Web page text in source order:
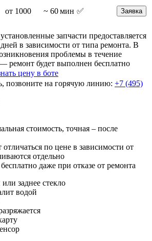
от 1000 ~ 60 мин ✅ Заявка
запчасти предоставляется
в зависимости от типа ремонта. В
проблемы в течение
ремонт будет выполнен бесплатно
цену в боте
позвоните на горячую линию: +7 (495)
стоимость, точная – после
отличаться по цене в зависимости от
отдельно
даже при отказе от ремонта
заднее стекло
водой